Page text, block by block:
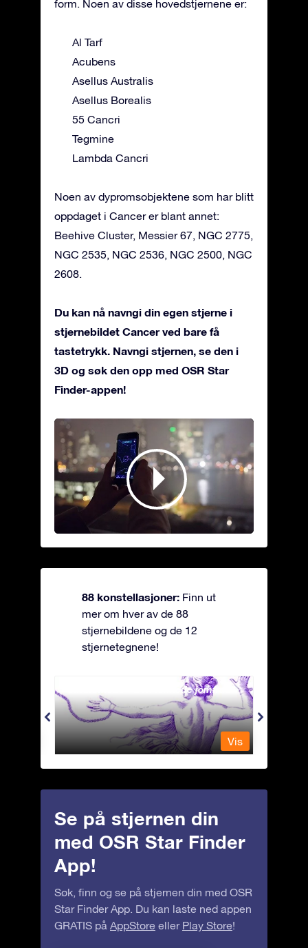
form. Noen av disse hovedstjernene er:
Al Tarf
Acubens
Asellus Australis
Asellus Borealis
55 Cancri
Tegmine
Lambda Cancri
Noen av dypromsobjektene som har blitt
oppdaget i Cancer er blant annet:
Beehive Cluster, Messier 67, NGC 2775,
NGC 2535, NGC 2536, NGC 2500, NGC
2608.
Du kan nå navngi din egen stjerne i
stjernebildet Cancer ved bare få
tastetrykk. Navngi stjernen, se den i
3D og søk den opp med OSR Star
Finder-appen!
88 konstellasjoner: Finn ut
mer om hver av de 88
stjernebildene og de 12
stjernetegnene!
Andromeda - Den lenkede jomfrua
Vis
Se på stjernen din
med OSR Star Finder
App!
Søk, finn og se på stjernen din med OSR
Star Finder App. Du kan laste ned appen
GRATIS på AppStore eller Play Store!